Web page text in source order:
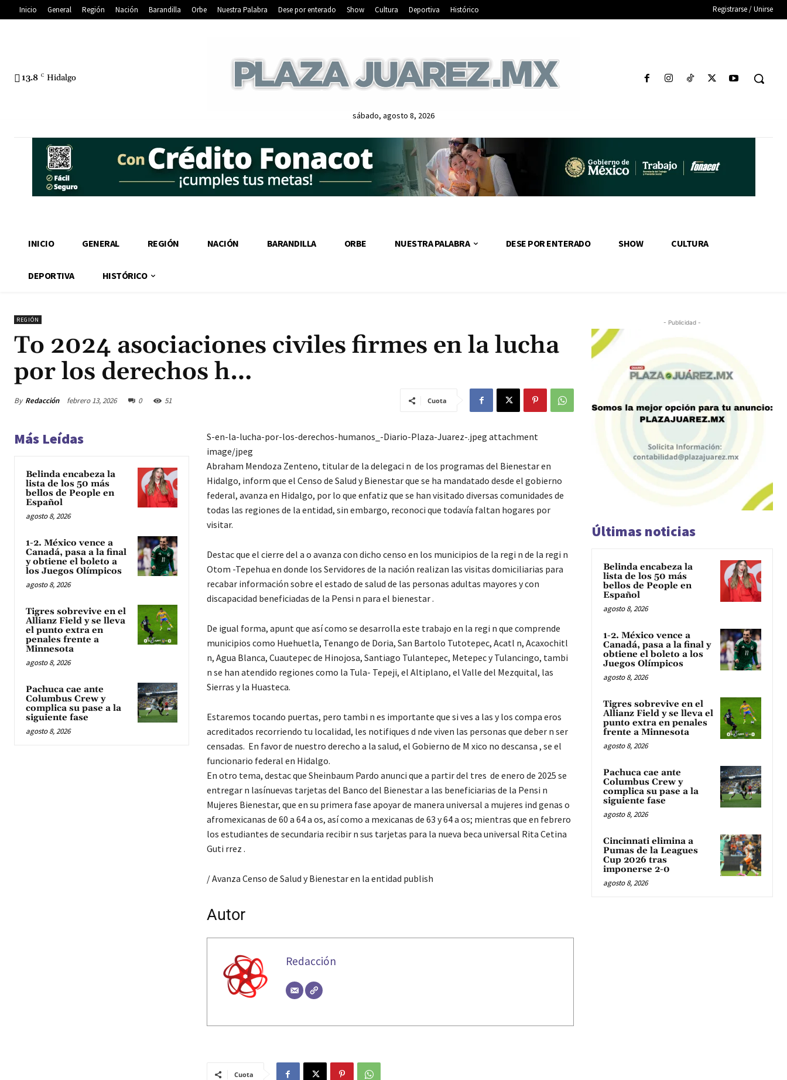
Inicio General Región Nación Barandilla Orbe Nuestra Palabra Dese por enterado Show Cultura Deportiva Histórico Registrarse / Unirse
13.8 C Hidalgo
sábado, agosto 8, 2026
INICIO GENERAL REGIÓN NACIÓN BARANDILLA ORBE NUESTRA PALABRA DESE POR ENTERADO SHOW CULTURA
DEPORTIVA HISTÓRICO
REGIÓN
To 2024 asociaciones civiles firmes en la lucha
por los derechos h…
By Redacción febrero 13, 2026 0 51 Cuota
Más Leídas
Belinda encabeza la
lista de los 50 más
bellos de People en
Español
agosto 8, 2026
1-2. México vence a
Canadá, pasa a la final
y obtiene el boleto a
los Juegos Olímpicos
agosto 8, 2026
Tigres sobrevive en el
Allianz Field y se lleva
el punto extra en
penales frente a
Minnesota
agosto 8, 2026
Pachuca cae ante
Columbus Crew y
complica su pase a la
siguiente fase
agosto 8, 2026
S-en-la-lucha-por-los-derechos-humanos_-Diario-Plaza-Juarez-.jpeg attachment
image/jpeg
Abraham Mendoza Zenteno, titular de la delegaci n de los programas del Bienestar en
Hidalgo, inform que el Censo de Salud y Bienestar que se ha mandatado desde el gobierno
federal, avanza en Hidalgo, por lo que enfatiz que se han visitado diversas comunidades de
todas las regiones de la entidad, sin embargo, reconoci que todavía faltan hogares por
visitar.
Destac que el cierre del a o avanza con dicho censo en los municipios de la regi n de la regi n
Otom -Tepehua en donde los Servidores de la nación realizan las visitas domiciliarias para
recabar información sobre el estado de salud de las personas adultas mayores y con
discapacidad beneficiadas de la Pensi n para el bienestar .
De igual forma, apunt que así como se desarrolla este trabajo en la regi n que comprende
municipios como Huehuetla, Tenango de Doria, San Bartolo Tutotepec, Acatl n, Acaxochitl
n, Agua Blanca, Cuautepec de Hinojosa, Santiago Tulantepec, Metepec y Tulancingo, tambi
n se han atendido regiones como la Tula- Tepeji, el Altiplano, el Valle del Mezquital, las
Sierras y la Huasteca.
Estaremos tocando puertas, pero tambi n es importante que si ves a las y los compa eros
acreditados recorriendo tu localidad, les notifiques d nde viven las personas que deber n ser
censadas. En favor de nuestro derecho a la salud, el Gobierno de M xico no descansa , se el
funcionario federal en Hidalgo.
En otro tema, destac que Sheinbaum Pardo anunci que a partir del tres de enero de 2025 se
entregar n lasínuevas tarjetas del Banco del Bienestar a las beneficiarias de la Pensi n
Mujeres Bienestar, que en su primera fase apoyar de manera universal a mujeres ind genas o
afromexicanas de 60 a 64 a os, así como a mexicanas de 63 y 64 a os; mientras que en febrero
los estudiantes de secundaria recibir n sus tarjetas para la nueva beca universal Rita Cetina
Guti rrez .
/ Avanza Censo de Salud y Bienestar en la entidad publish
Autor
Redacción
Cuota
- Publicidad -
Últimas noticias
Belinda encabeza la
lista de los 50 más
bellos de People en
Español
agosto 8, 2026
1-2. México vence a
Canadá, pasa a la final y
obtiene el boleto a los
Juegos Olímpicos
agosto 8, 2026
Tigres sobrevive en el
Allianz Field y se lleva el
punto extra en penales
frente a Minnesota
agosto 8, 2026
Pachuca cae ante
Columbus Crew y
complica su pase a la
siguiente fase
agosto 8, 2026
Cincinnati elimina a
Pumas de la Leagues
Cup 2026 tras
imponerse 2-0
agosto 8, 2026